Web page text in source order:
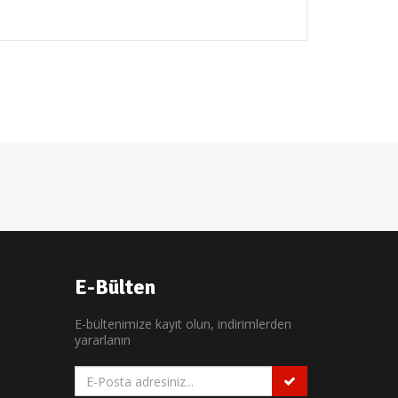
E-Bülten
E-bültenimize kayıt olun, indirimlerden
yararlanın